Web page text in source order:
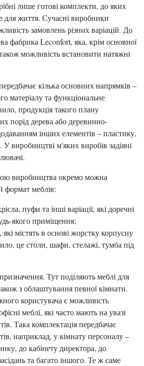
лише готові комплекти, до яких
для життя. Сучасні виробники
замовлень різних варіацій. До
фабрика Leconfort, яка, крім основної
можливість встановити натяжні
кілька основних напрямків –
матеріалу та функціональне
продукція такого плану
порід дерева або деревинно-
інших елементів – пластику,
виробництві м'яких виробів задіяні
виробництва окремо можна
формат меблів:
пуфи та інші варіації, які доречні
якого приміщення;
які містять в основі жорстку корпусну
це столи, шафи, стелажі, тумба під
Тут поділяють меблі для
з облаштування певної кімнати.
користувача є можливість
меблі, які часто мають на увазі
Така комплектація передбачає
наприклад, у кімнату персоналу –
до кабінету директора, до
та багато іншого. Те ж саме